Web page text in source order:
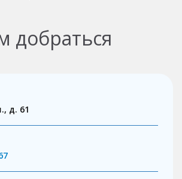
добраться
д. 61